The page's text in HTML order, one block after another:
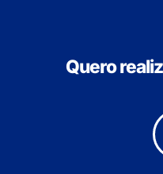
Quero